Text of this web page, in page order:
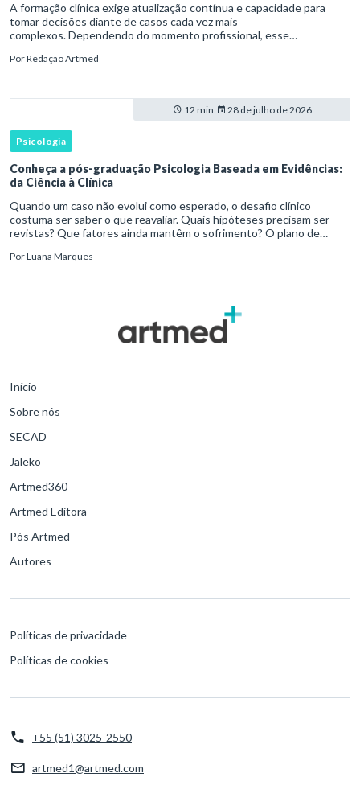
A formação clínica exige atualização contínua e capacidade para
tomar decisões diante de casos cada vez mais
complexos. Dependendo do momento profissional, esse
aprofundamento em ou a especializaçã
PorRedação Artmed
12 min. 28 de julho de 2026
Psicologia
Conheça a pós-graduação Psicologia Baseada em Evidências:
da Ciência à Clínica
Quando um caso não evolui como esperado, o desafio clínico
costuma ser saber o que reavaliar. Quais hipóteses precisam ser
revistas? Que fatores ainda mantêm o sofrimento? O plano de
necessidades d
PorLuana Marques
Início
Sobre nós
SECAD
Jaleko
Artmed360
Artmed Editora
Pós Artmed
Autores
Políticas de privacidade
Políticas de cookies
+55 (51) 3025-2550
artmed1@artmed.com